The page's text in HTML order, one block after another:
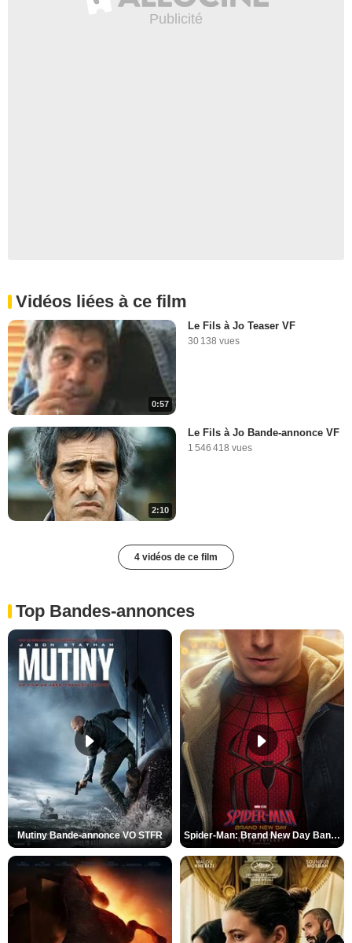
Vidéos liées à ce film
0:57
Le Fils à Jo Teaser VF
30 138 vues
2:10
Le Fils à Jo Bande-annonce VF
1 546 418 vues
4 vidéos de ce film
Top Bandes-annonces
Mutiny Bande-annonce VO STFR Spider-Man: Brand New Day Bande-annonce VO STFR